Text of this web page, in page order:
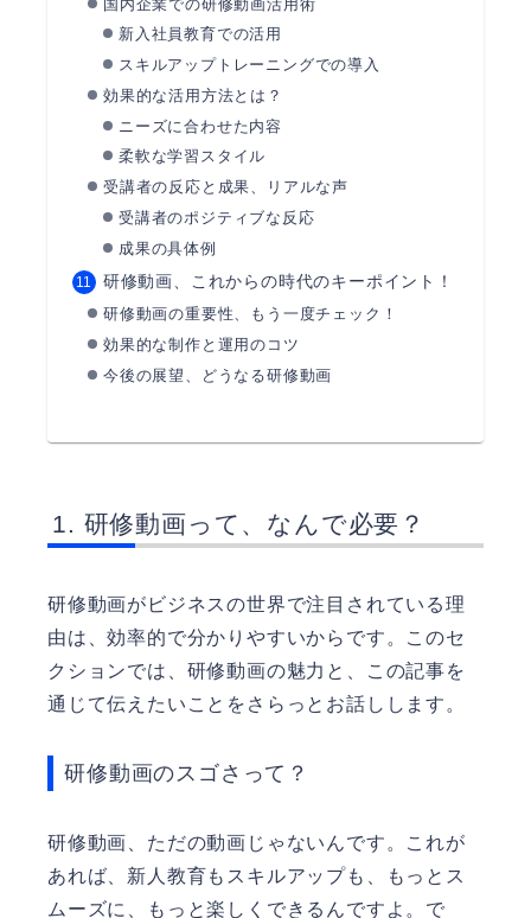
国内企業での研修動画活用術
新入社員教育での活用
スキルアップトレーニングでの導入
効果的な活用方法とは？
ニーズに合わせた内容
柔軟な学習スタイル
受講者の反応と成果、リアルな声
受講者のポジティブな反応
成果の具体例
研修動画、これからの時代のキーポイント！
研修動画の重要性、もう一度チェック！
効果的な制作と運用のコツ
今後の展望、どうなる研修動画
研修動画って、なんで必要？
研修動画がビジネスの世界で注目されている理
由は、効率的で分かりやすいからです。このセ
クションでは、研修動画の魅力と、この記事を
通じて伝えたいことをさらっとお話しします。
研修動画のスゴさって？
研修動画、ただの動画じゃないんです。これが
あれば、新人教育もスキルアップも、もっとス
ムーズに、もっと楽しくできるんですよ。で